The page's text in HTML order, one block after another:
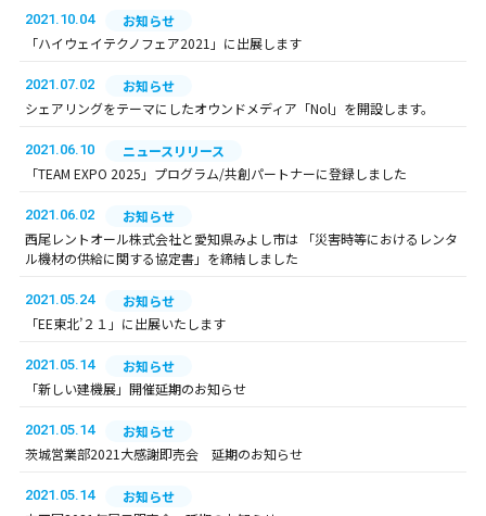
2021.10.04
お知らせ
「ハイウェイテクノフェア2021」に出展します
2021.07.02
お知らせ
シェアリングをテーマにしたオウンドメディア「Nol」を開設します。
2021.06.10
ニュースリリース
「TEAM EXPO 2025」プログラム/共創パートナーに登録しました
2021.06.02
お知らせ
西尾レントオール株式会社と愛知県みよし市は 「災害時等におけるレンタ
ル機材の供給に関する協定書」を締結しました
2021.05.24
お知らせ
「EE東北’２１」に出展いたします
2021.05.14
お知らせ
「新しい建機展」開催延期のお知らせ
2021.05.14
お知らせ
茨城営業部2021大感謝即売会 延期のお知らせ
2021.05.14
お知らせ